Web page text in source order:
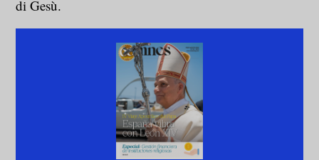
di Gesù.